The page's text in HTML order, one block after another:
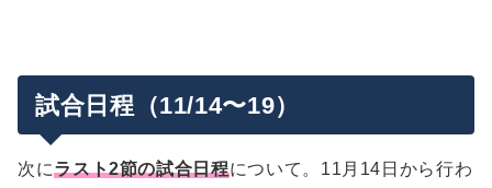
試合日程（11/14〜19）
次にラスト2節の試合日程について。11月14日から行わ